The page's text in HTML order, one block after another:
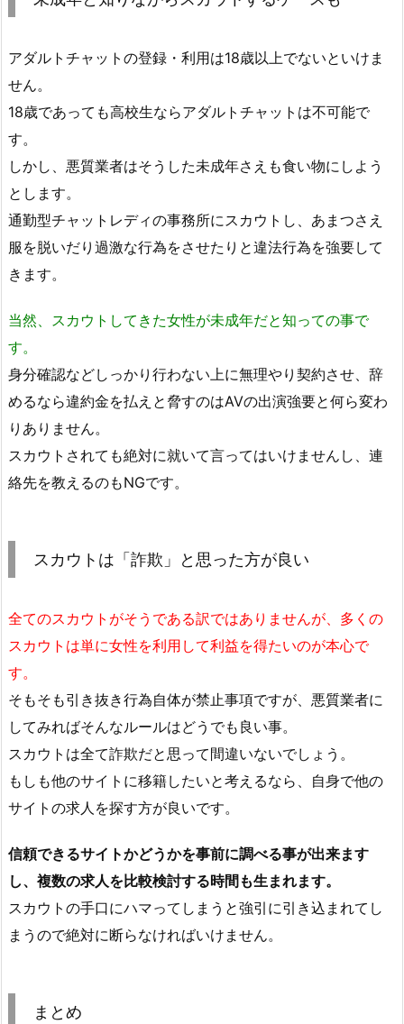
アダルトチャットの登録・利用は18歳以上でないといけま
せん。
18歳であっても高校生ならアダルトチャットは不可能で
す。
しかし、悪質業者はそうした未成年さえも食い物にしよう
とします。
通勤型チャットレディの事務所にスカウトし、あまつさえ
服を脱いだり過激な行為をさせたりと違法行為を強要して
きます。
当然、スカウトしてきた女性が未成年だと知っての事で
す。
身分確認などしっかり行わない上に無理やり契約させ、辞
めるなら違約金を払えと脅すのはAVの出演強要と何ら変わ
りありません。
スカウトされても絶対に就いて言ってはいけませんし、連
絡先を教えるのもNGです。
スカウトは「詐欺」と思った方が良い
全てのスカウトがそうである訳ではありませんが、多くの
スカウトは単に女性を利用して利益を得たいのが本心で
す。
そもそも引き抜き行為自体が禁止事項ですが、悪質業者に
してみればそんなルールはどうでも良い事。
スカウトは全て詐欺だと思って間違いないでしょう。
もしも他のサイトに移籍したいと考えるなら、自身で他の
サイトの求人を探す方が良いです。
信頼できるサイトかどうかを事前に調べる事が出来ます
し、複数の求人を比較検討する時間も生まれます。
スカウトの手口にハマってしまうと強引に引き込まれてし
まうので絶対に断らなければいけません。
まとめ